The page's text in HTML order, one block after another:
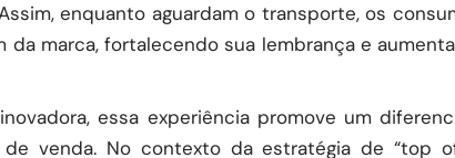
enquanto aguardam o transporte, os
da marca, fortalecendo sua lembrança e
essa experiência promove um
venda. No contexto da estratégia de “top